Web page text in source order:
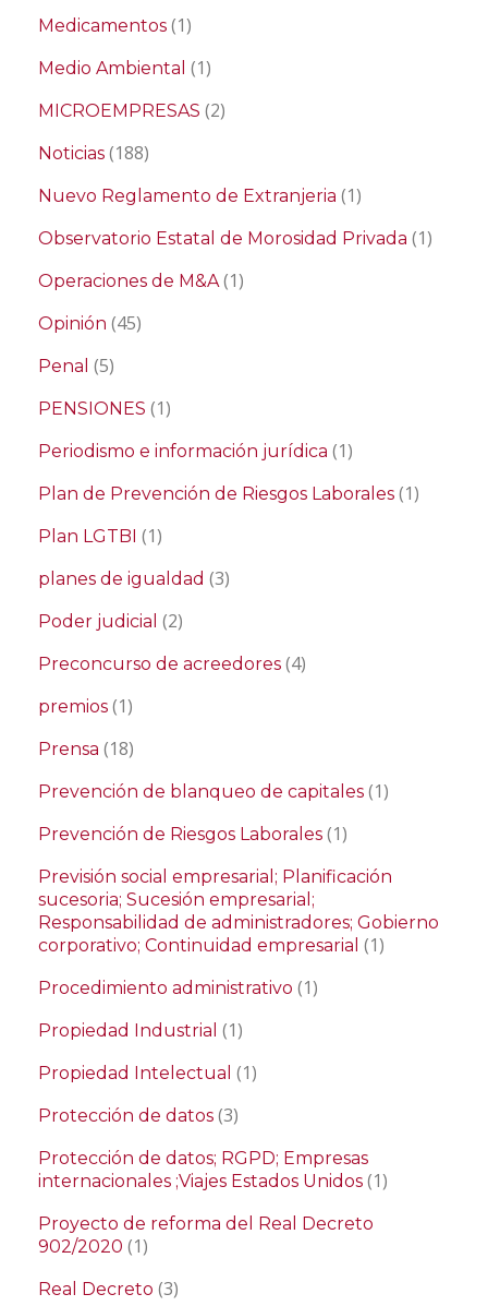
Medicamentos (1)
Medio Ambiental (1)
MICROEMPRESAS (2)
Noticias (188)
Nuevo Reglamento de Extranjeria (1)
Observatorio Estatal de Morosidad Privada (1)
Operaciones de M&A(1)
Opinión (45)
Penal (5)
PENSIONES (1)
Periodismo e información jurídica (1)
Plan de Prevención de Riesgos Laborales (1)
Plan LGTBI (1)
planes de igualdad (3)
Poder judicial (2)
Preconcurso de acreedores (4)
premios (1)
Prensa (18)
Prevención de blanqueo de capitales (1)
Prevención de Riesgos Laborales (1)
Previsión social empresarial; Planificación
sucesoria; Sucesión empresarial;
Responsabilidad de administradores; Gobierno
corporativo; Continuidad empresarial (1)
Procedimiento administrativo (1)
Propiedad Industrial (1)
Propiedad Intelectual (1)
Protección de datos (3)
Protección de datos; RGPD; Empresas
internacionales ;Viajes Estados Unidos (1)
Proyecto de reforma del Real Decreto
902/2020 (1)
Real Decreto (3)